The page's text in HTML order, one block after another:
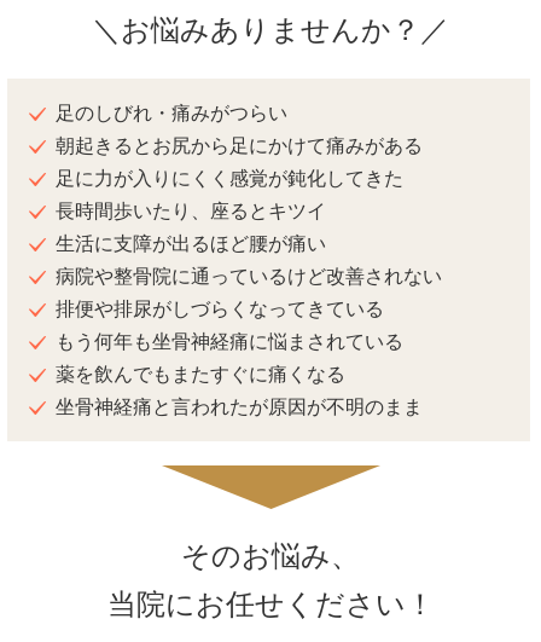
＼お悩みありませんか？／
足のしびれ・痛みがつらい
朝起きるとお尻から足にかけて痛みがある
足に力が入りにくく感覚が鈍化してきた
長時間歩いたり、座るとキツイ
生活に支障が出るほど腰が痛い
病院や整骨院に通っているけど改善されない
排便や排尿がしづらくなってきている
もう何年も坐骨神経痛に悩まされている
薬を飲んでもまたすぐに痛くなる
坐骨神経痛と言われたが原因が不明のまま
そのお悩み、
当院にお任せください！